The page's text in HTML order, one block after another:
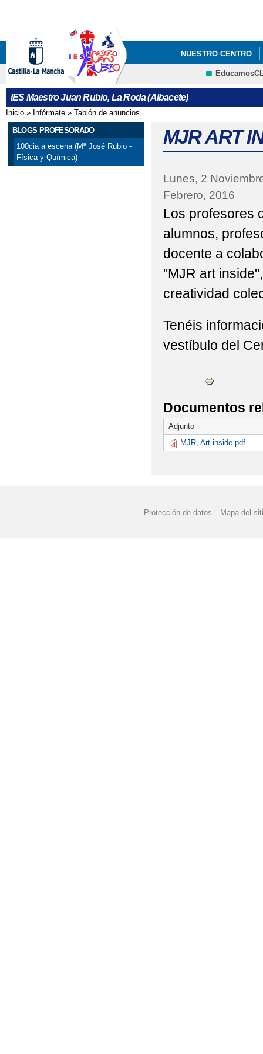
NUESTRO CENTRO
PROYECTO
IES Maestro Juan Rubio, La Roda (Albacete)
Se encuentra usted aquí
Inicio » Infórmate » Tablón de anuncios
BLOGS PROFESORADO
100cia a escena (Mª José Rubio -
Física y Química)
MJR ART
Lunes, 2
Febrero, 2016
Los profesores
alumnos,
docente a
"MJR art
creatividad
Tenéis
vestíbulo del
Documentos
Adjunto
MJR, Art inside.pdf
Protección de datos Mapa del